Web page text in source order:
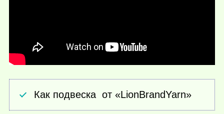
Как подвеска от «LionBrandYarn»